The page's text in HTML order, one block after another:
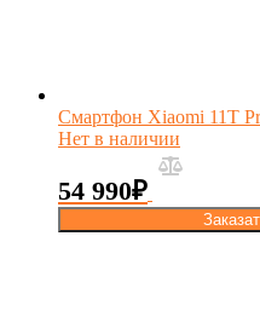
Смартфон Xiaomi 11T
Нет в наличии
54 990₽